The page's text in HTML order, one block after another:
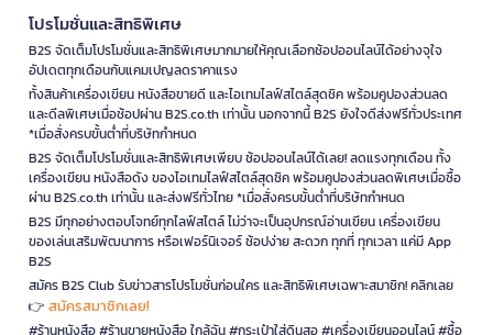
โปรโมชั่นและสิทธิพิเศษ
B2S จัดเต็มโปรโมชั่นและสิทธิพิเศษมากมายให้คุณเลือกช้อปออนไลน์ได้อย่างจุใจ
อัปเดตทุกเดือนกับแคมเปญลดราคาแรง
ทั้งสินค้าเครื่องเขียน หนังสือขายดี และไอเทมไลฟ์สไตล์สุดชิค พร้อมคูปองส่วนลด
และดีลพิเศษเมื่อช้อปผ่าน B2S.co.th เท่านั้น นอกจากนี้ B2S ยังใจดีส่งฟรีทั่วประเทศ
*เมื่อสั่งครบขั้นต่ำที่บริษัทกำหนด
B2S จัดเต็มโปรโมชั่นและสิทธิพิเศษเพียบ ช้อปออนไลน์ได้เลย! ลดแรงทุกเดือน ทั้ง
เครื่องเขียน หนังสือดัง ของไอเทมไลฟ์สไตล์สุดชิค พร้อมคูปองส่วนลดพิเศษเมื่อซื้อ
ผ่าน B2S.co.th เท่านั้น และส่งฟรีทั่วไทย *เมื่อสั่งครบขั้นต่ำที่บริษัทกำหนด
B2S มีทุกอย่างตอบโจทย์ทุกไลฟ์สไตล์ ไม่ว่าจะเป็นอุปกรณ์อ่านเขียน เครื่องเขียน
ของเล่นเสริมพัฒนาการ หรือเฟอร์นิเจอร์ ช้อปง่าย สะดวก ทุกที่ ทุกเวลา แค่มี App
B2S
สมัคร B2S Club รับข่าวสารโปรโมชั่นก่อนใคร และสิทธิพิเศษเฉพาะสมาชิก! คลิกเลย
👉 สมัครสมาชิกเลย!
#ร้านหนังสือ #ร้านขายหนังสือ ใกล้ฉัน #กระเป๋าใส่ดินสอ #เครื่องเขียนออนไลน์ #ซื้อ